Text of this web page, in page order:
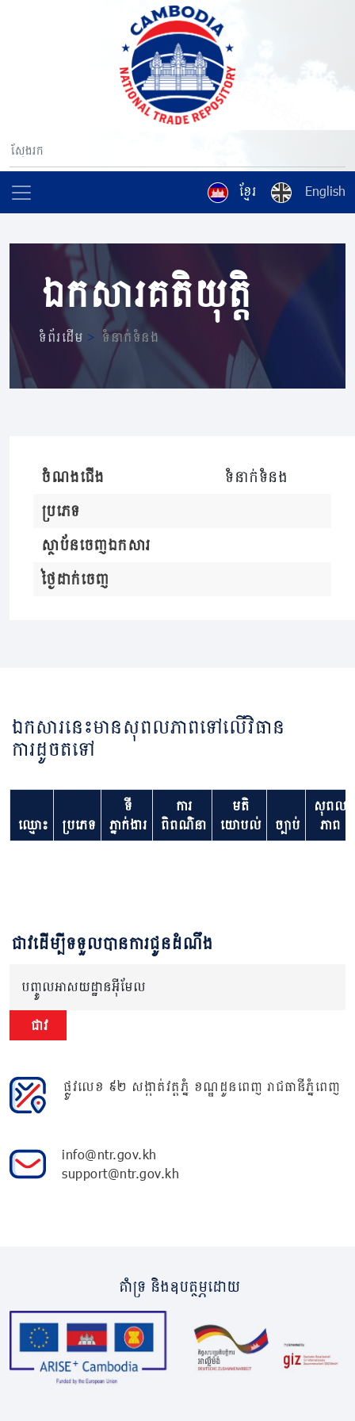
ខ្មែរ English
ឯកសារគតិយុត្តិ
ទំព័រដើម> ទំនាក់ទំនង
ចំណងជើង
ទំនាក់ទំនង
ប្រភេទ
ស្ថាប័នចេញឯកសារ
ថ្ងៃដាក់ចេញ
ឯកសារនេះមានសុពលភាពទៅលើវិធាន
ការដូចតទៅ
ឈ្មោះ ប្រភេទ
ទី
ភ្នាក់ងារ
ការ
ពិពណ៌នា
មតិ
យោបល់
ច្បាប់
សុពល
ភាព
ជាវដើម្បីទទួលបានការជូនដំណឹង
បញ្ចូលអាសយដ្ឋានអ៊ីមែល
ជាវ
ផ្លូវលេខ ៩២ សង្កាត់វត្តភ្នំ ខណ្ឌដូនពេញ រាជធានីភ្នំពេញ
info@ntr.gov.kh
support@ntr.gov.kh
គាំទ្រ និងឧបត្ថម្ភដោយ